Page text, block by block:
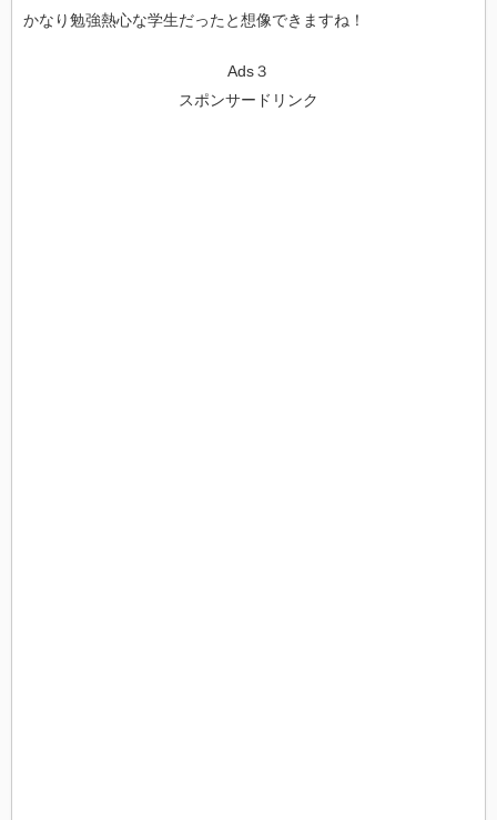
かなり勉強熱心な学生だったと想像できますね！
Ads３
スポンサードリンク